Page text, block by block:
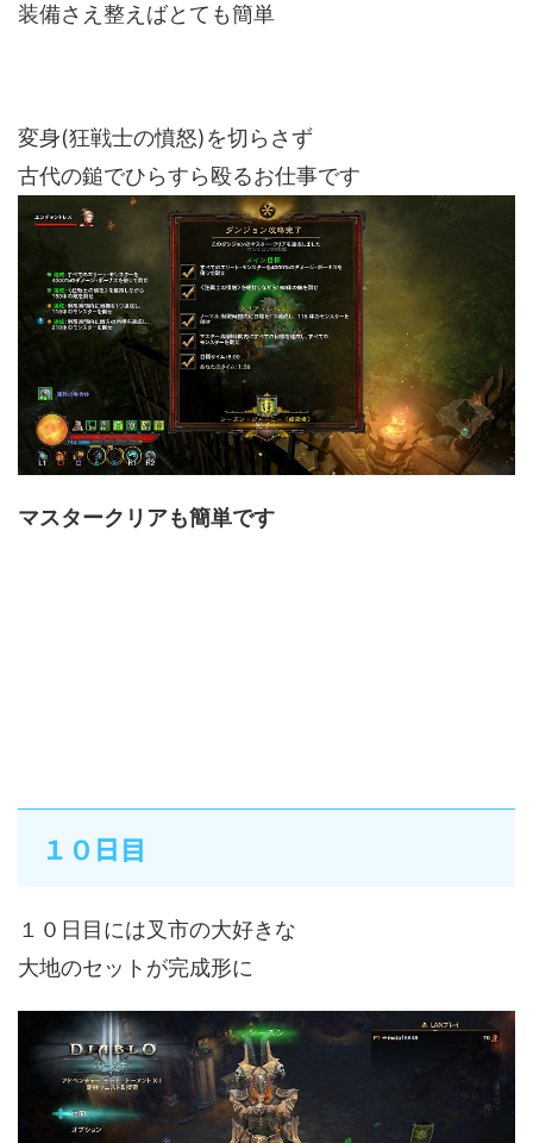
装備さえ整えばとても簡単
変身(狂戦士の憤怒)を切らさず
古代の鎚でひらすら殴るお仕事です
マスタークリアも簡単です
１０日目
１０日目には叉市の大好きな
大地のセットが完成形に